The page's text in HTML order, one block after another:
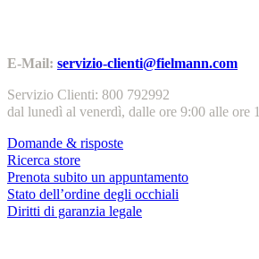
E-Mail: servizio-clienti@fielmann.com
Servizio Clienti: 800 792992
dal lunedì al venerdì, dalle ore 9:00 alle ore
Domande & risposte
Ricerca store
Prenota subito un appuntamento
Stato dell’ordine degli occhiali
Diritti di garanzia legale